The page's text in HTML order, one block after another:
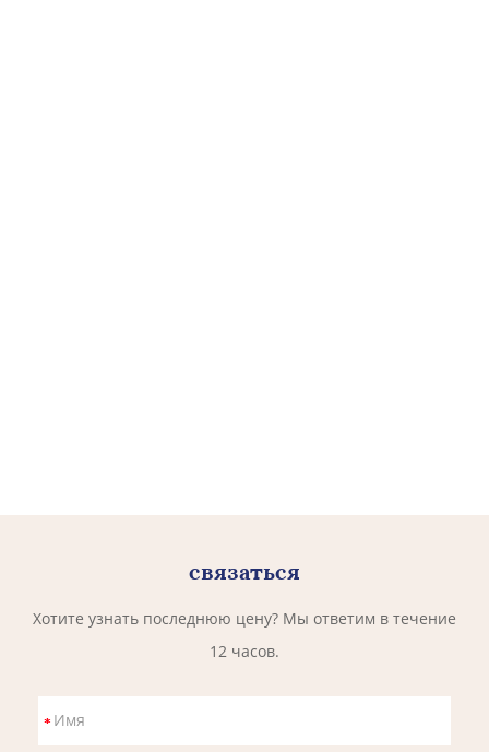
связаться
Хотите узнать последнюю цену? Мы ответим в течение
12 часов.